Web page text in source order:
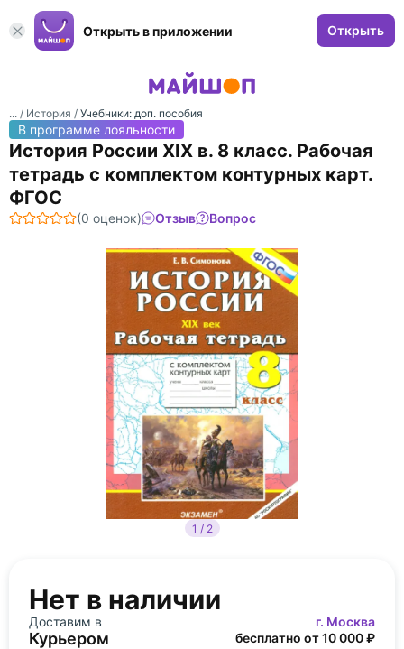
Открыть в приложении Открыть
... / История / Учебники: доп. пособия
В программе лояльности
История России ХIХ в. 8 класс. Рабочая
тетрадь с комплектом контурных карт.
ФГОС
(0 оценок) Отзыв Вопрос
1 / 2
Нет в наличии
Доставим в г. Москва
Курьером бесплатно от 10 000 ₽